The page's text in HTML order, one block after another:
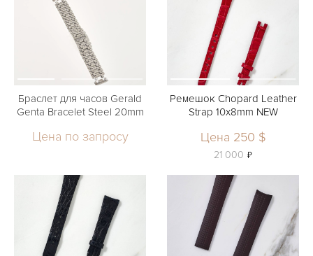
Браслет для часов Gerald
Genta Bracelet Steel 20mm
Цена по запросу
Ремешок Chopard Leather
Strap 10x8mm NEW
Цена 250 $
21 000 ь